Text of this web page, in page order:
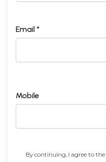
Email *
Mobile
By continuing, I agree to the